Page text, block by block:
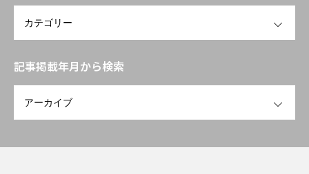
OPEN
記事掲載年月から検索
OPEN